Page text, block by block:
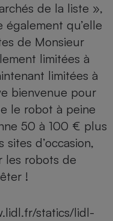
de la liste »,
également qu’elle
de Monsieur
limitées à
limitées à
bienvenue pour
le robot à peine
50 à 100 € plus
d’occasion,
les robots de
!
statics/lidl-